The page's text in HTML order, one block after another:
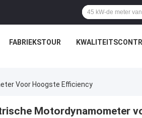
FABRIEKSTOUR
Voor Hoogste Efficiency
Motordynamometer